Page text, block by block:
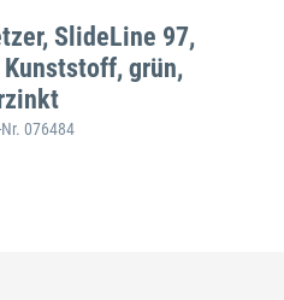
SlideLine 97,
grün,
076484